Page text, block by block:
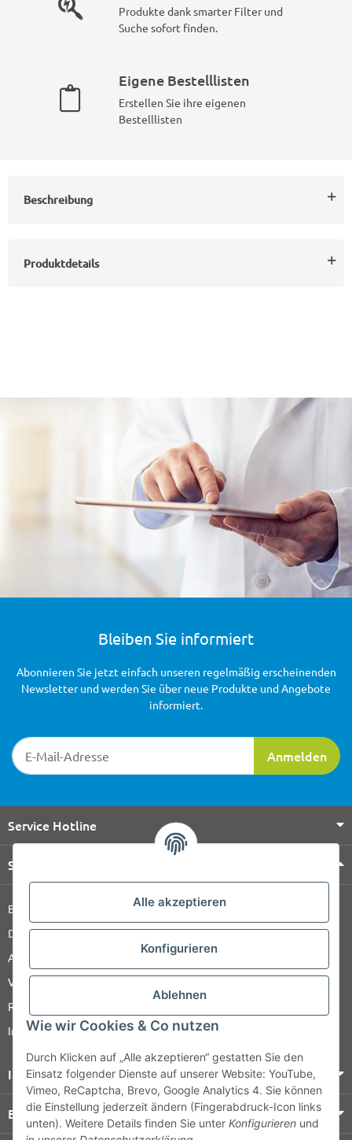
Alle akzeptieren
Konfigurieren
Ablehnen
Wie wir Cookies & Co nutzen
Durch Klicken auf „Alle akzeptieren“ gestatten Sie den
Einsatz folgender Dienste auf unserer Website: YouTube,
Vimeo, ReCaptcha, Brevo, Google Analytics 4. Sie können
die Einstellung jederzeit ändern (Fingerabdruck-Icon links
unten). Weitere Details finden Sie unter Konfigurieren und
Produkte dank smarter Filter und
Suche sofort finden.
Eigene Bestelllisten
Erstellen Sie ihre eigenen
Bestelllisten
Beschreibung
Produktdetails
Bleiben Sie informiert
Newsletter-Registrierung
Anmelden
Abonnieren Sie jetzt einfach unseren regelmäßig erscheinenden
Newsletter und werden Sie über neue Produkte und Angebote
informiert.
Service Hotline
Shop Service
Barrierefreiheitserklärung
Datenschutz
AGB
Versandinformationen
Retour
Impressum
Informationen
Bezahlung & Versand